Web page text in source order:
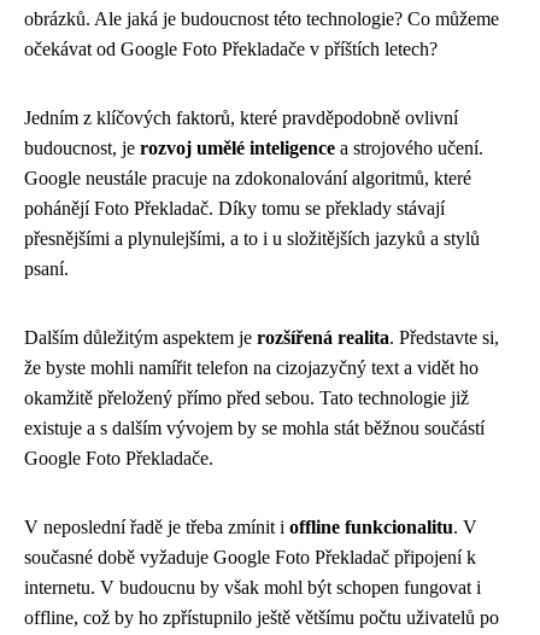
obrázků. Ale jaká je budoucnost této technologie? Co můžeme
očekávat od Google Foto Překladače v příštích letech?
Jedním z klíčových faktorů, které pravděpodobně ovlivní
budoucnost, je rozvoj umělé inteligence a strojového učení.
Google neustále pracuje na zdokonalování algoritmů, které
pohánějí Foto Překladač. Díky tomu se překlady stávají
přesnějšími a plynulejšími, a to i u složitějších jazyků a stylů
psaní.
Dalším důležitým aspektem je rozšířená realita. Představte si,
že byste mohli namířit telefon na cizojazyčný text a vidět ho
okamžitě přeložený přímo před sebou. Tato technologie již
existuje a s dalším vývojem by se mohla stát běžnou součástí
Google Foto Překladače.
V neposlední řadě je třeba zmínit i offline funkcionalitu. V
současné době vyžaduje Google Foto Překladač připojení k
internetu. V budoucnu by však mohl být schopen fungovat i
offline, což by ho zpřístupnilo ještě většímu počtu uživatelů po